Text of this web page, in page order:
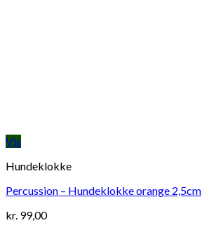
Vis
Hundeklokke
Percussion – Hundeklokke orange 2,5cm
kr. 99,00